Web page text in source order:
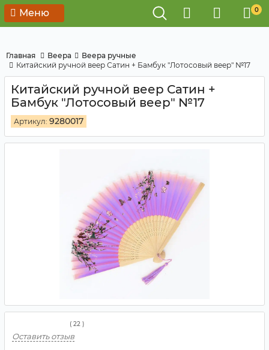
Меню 0
Главная Веера
Веера ручные
Китайский ручной веер Сатин + Бамбук "Лотосовый веер" №17
Китайский ручной веер Сатин +
Бамбук "Лотосовый веер" №17
Артикул: 9280017
( 22 )
Оставить отзыв